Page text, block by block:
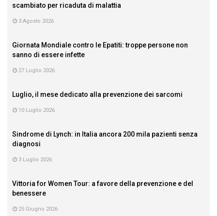
scambiato per ricaduta di malattia
3 Agosto 2026
Giornata Mondiale contro le Epatiti: troppe persone non
sanno di essere infette
27 Luglio 2026
Luglio, il mese dedicato alla prevenzione dei sarcomi
10 Luglio 2026
Sindrome di Lynch: in Italia ancora 200 mila pazienti senza
diagnosi
3 Luglio 2026
Vittoria for Women Tour: a favore della prevenzione e del
benessere
25 Giugno 2026